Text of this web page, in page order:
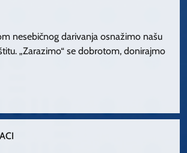
nesebičnog darivanja osnažimo našu
„Zarazimo“ se dobrotom, donirajmo